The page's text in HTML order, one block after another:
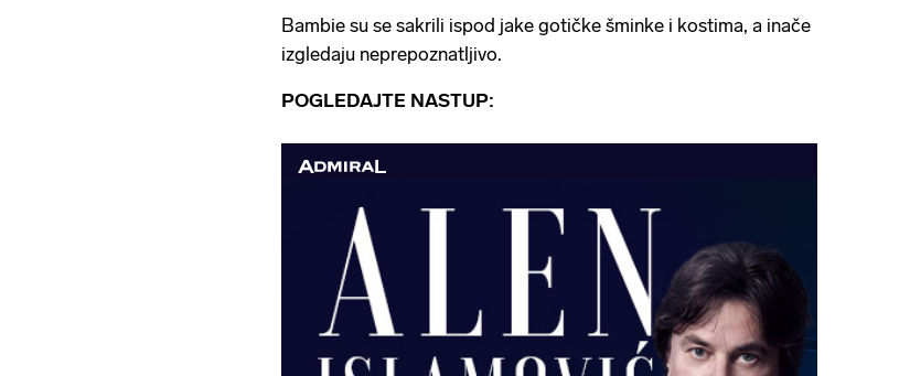
Bambie su se sakrili ispod jake gotičke šminke i kostima, a inače
izgledaju neprepoznatljivo.
POGLEDAJTE NASTUP: